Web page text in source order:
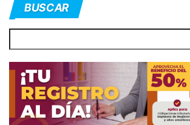
BUSCAR